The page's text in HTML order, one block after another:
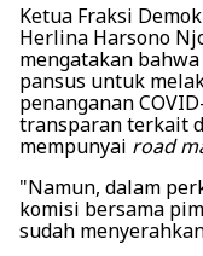
Ketua Fraksi
Herlina Harsono
mengatakan
pansus untuk
penanganan
transparan terkait
mempunyai road
"Namun, dalam
komisi bersama
sudah